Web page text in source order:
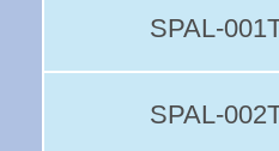
SPAL-
SPAL-